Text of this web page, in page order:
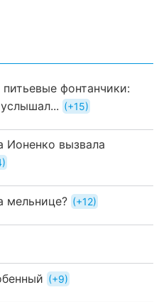
фонтанчики:
+15
Ионенко вызвала
мельнице? +12
+9